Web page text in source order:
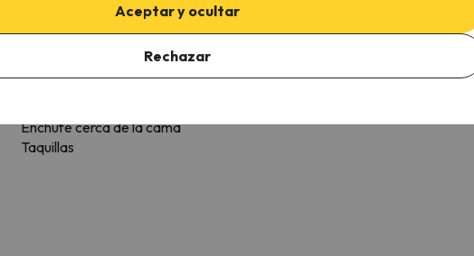
Servicios generales habitación
Enchufe cerca de la cama
Taquillas
Aceptar y ocultar
Rechazar